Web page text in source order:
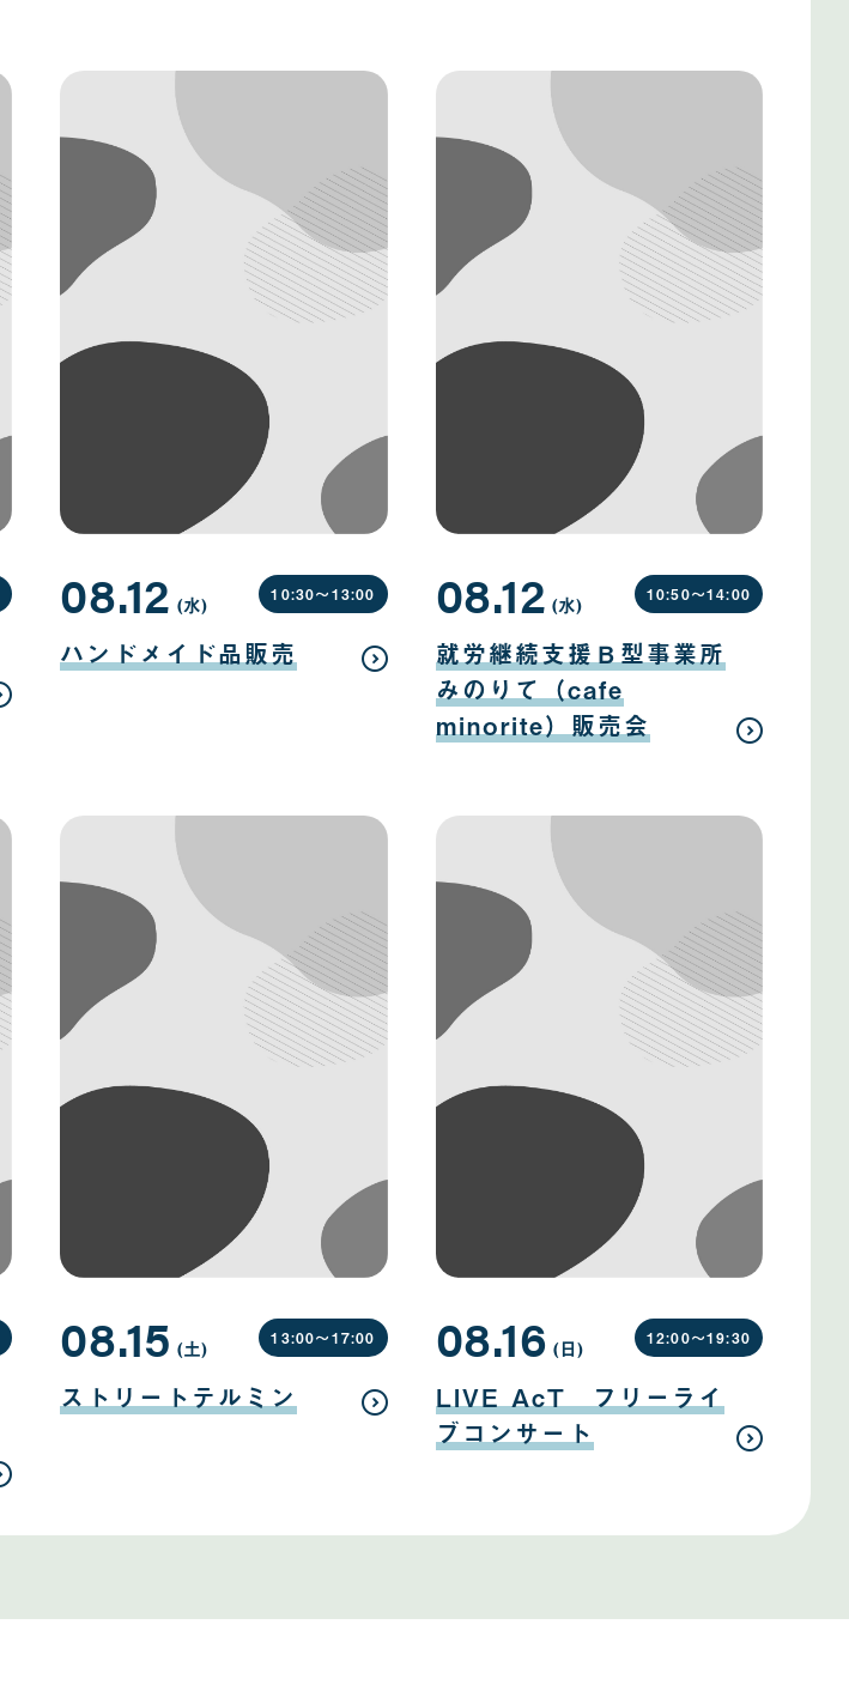
ハンドメイド品販売
08.12
月
12
日
(水曜
日
) 10:30〜13:00
就労継続支援Ｂ型事業所
みのりて（cafe
minorite）販売会
08.12
月
12
日
(水曜
日
) 10:50〜14:00
ストリートテルミン
08.15
月
15
日
(土曜
日
) 13:00〜17:00
LIVE AcT フリーライ
ブコンサート
08.16
月
16
日
(日曜
日
) 12:00〜19:30